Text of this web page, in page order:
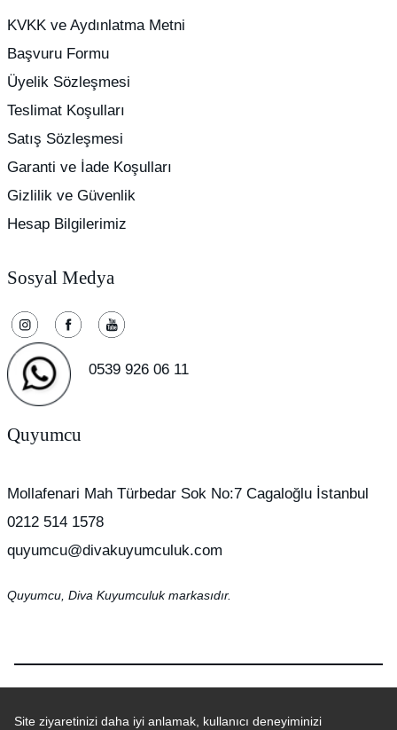
KVKK ve Aydınlatma Metni
Başvuru Formu
Üyelik Sözleşmesi
Teslimat Koşulları
Satış Sözleşmesi
Garanti ve İade Koşulları
Gizlilik ve Güvenlik
Hesap Bilgilerimiz
Sosyal Medya
0539 926 06 11
Quyumcu
Mollafenari Mah Türbedar Sok No:7 Cagaloğlu İstanbul
0212 514 1578
quyumcu@divakuyumculuk.com
Quyumcu, Diva Kuyumculuk markasıdır.